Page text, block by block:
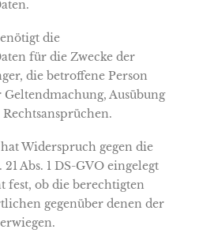
die
für die Zwecke der
die betroffene Person
Ausübung
Widerspruch gegen die
Abs. 1 DS-GVO eingelegt
fest, ob die berechtigten
gegenüber denen der